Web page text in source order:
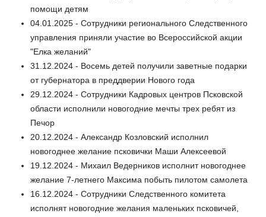
помощи детям
04.01.2025 - Сотрудники регионального Следственного
управления приняли участие во Всероссийской акции
"Елка желаний"
31.12.2024 - Восемь детей получили заветные подарки
от губернатора в преддверии Нового года
29.12.2024 - Сотрудники Кадровых центров Псковской
области исполнили новогодние мечты трех ребят из
Печор
20.12.2024 - Александр Козловский исполнил
новогоднее желание псковички Маши Алексеевой
19.12.2024 - Михаил Ведерников исполнит новогоднее
желание 7-летнего Максима побыть пилотом самолета
16.12.2024 - Сотрудники Следственного комитета
исполнят новогодние желания маленьких псковичей,